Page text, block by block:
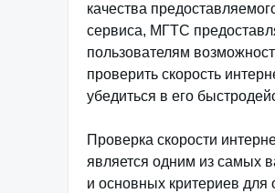
качества
сервиса, МГТС
пользователям
проверить скорость
убедиться в его
Проверка скорости
является одним из самых
и основных критериев для